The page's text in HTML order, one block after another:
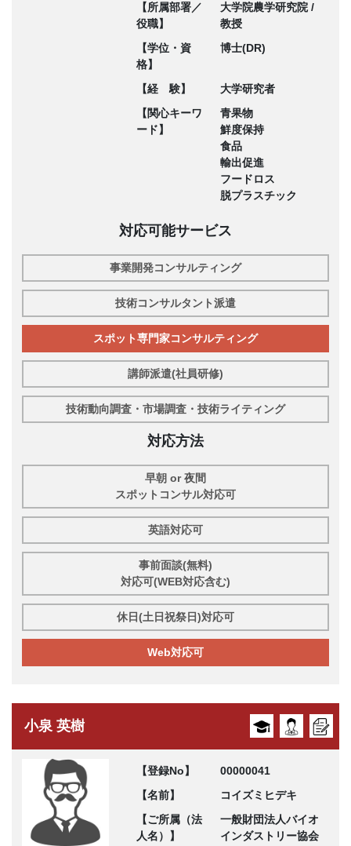
【所属部署／
役職】
大学院農学研究院 /
教授
【学位・資
格】
博士(DR)
【経 験】
大学研究者
【関心キーワ
ード】
青果物
鮮度保持
食品
輸出促進
フードロス
脱プラスチック
対応可能サービス
事業開発コンサルティング
技術コンサルタント派遣
スポット専門家コンサルティング
講師派遣(社員研修)
技術動向調査・市場調査・技術ライティング
対応方法
早朝 or 夜間
スポットコンサル対応可
英語対応可
事前面談(無料)
対応可(WEB対応含む)
休日(土日祝祭日)対応可
Web対応可
小泉 英樹
【登録No】
00000041
【名前】
コイズミヒデキ
【ご所属（法
人名）】
一般財団法人バイオ
インダストリー協会